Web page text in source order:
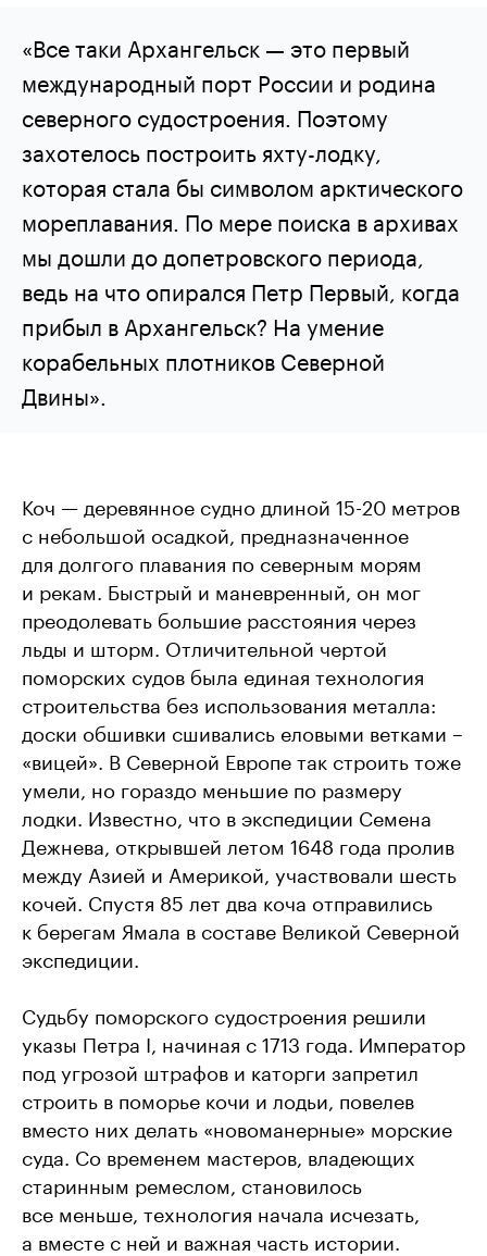
«Все таки Архангельск — это первый
международный порт России и родина
северного судостроения. Поэтому
захотелось построить яхту-лодку,
которая стала бы символом арктического
мореплавания. По мере поиска в архивах
мы дошли до допетровского периода,
ведь на что опирался Петр Первый, когда
прибыл в Архангельск? На умение
корабельных плотников Северной
Двины».
Коч — деревянное судно длиной 15-20 метров
с небольшой осадкой, предназначенное
для долгого плавания по северным морям
и рекам. Быстрый и маневренный, он мог
преодолевать большие расстояния через
льды и шторм. Отличительной чертой
поморских судов была единая технология
строительства без использования металла:
доски обшивки сшивались еловыми ветками –
«вицей». В Северной Европе так строить тоже
умели, но гораздо меньшие по размеру
лодки. Известно, что в экспедиции Семена
Дежнева, открывшей летом 1648 года пролив
между Азией и Америкой, участвовали шесть
кочей. Спустя 85 лет два коча отправились
к берегам Ямала в составе Великой Северной
экспедиции.
Судьбу поморского судостроения решили
указы Петра I, начиная с 1713 года. Император
под угрозой штрафов и каторги запретил
строить в поморье кочи и лодьи, повелев
вместо них делать «новоманерные» морские
суда. Со временем мастеров, владеющих
старинным ремеслом, становилось
все меньше, технология начала исчезать,
а вместе с ней и важная часть истории.